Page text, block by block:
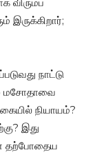
இருக்கிறார்;
நாட்டு
மசோதாவை
நியாயம்?
இது
தற்போதைய